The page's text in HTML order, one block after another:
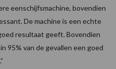
eenschijfsmachine, bovendien
De machine is een echte
resultaat geeft. Bovendien
95% van de gevallen een goed